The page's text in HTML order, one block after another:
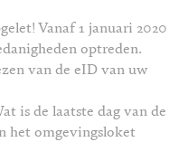
Vanaf 1 januari 2020
optreden.
van de eID van uw
is de laatste dag van de
het omgevingsloket